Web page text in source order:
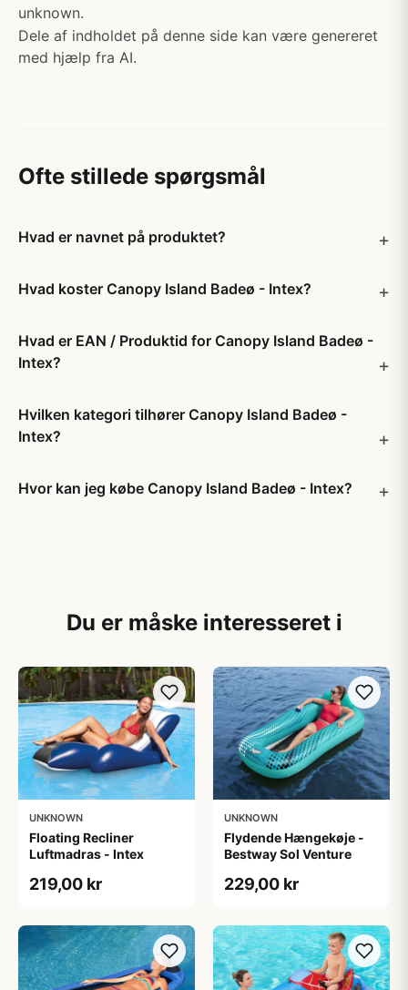
unknown.
Dele af indholdet på denne side kan være genereret
med hjælp fra AI.
Ofte stillede spørgsmål
Hvad er navnet på produktet?
Hvad koster Canopy Island Badeø - Intex?
Hvad er EAN / Produktid for Canopy Island Badeø -
Intex?
Hvilken kategori tilhører Canopy Island Badeø -
Intex?
Hvor kan jeg købe Canopy Island Badeø - Intex?
Du er måske interesseret i
UNKNOWN
Floating Recliner
Luftmadras - Intex
219,00 kr
UNKNOWN
Flydende Hængekøje -
Bestway Sol Venture
229,00 kr